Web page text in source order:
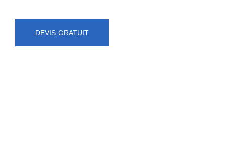
DEVIS GRATUIT